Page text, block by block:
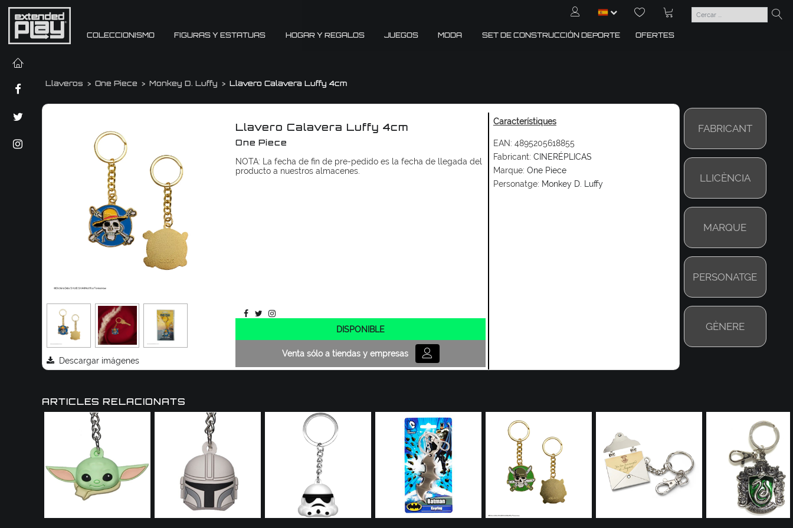
COLECCIONISMO FIGURAS Y ESTATUAS HOGAR Y REGALOS JUEGOS MODA SET DE CONSTRUCCIÓN DEPORTE OFERTES
Llaveros One Piece Monkey D. Luffy Llavero Calavera Luffy 4cm
Descargar imágenes
Llavero Calavera Luffy 4cm
One Piece
NOTA: La fecha de fin de pre-pedido es la fecha de llegada del
producto a nuestros almacenes.
DISPONIBLE
Venta sólo a tiendas y empresas
Característiques
EAN: 4895205618855
Fabricant: CINERÉPLICAS
Marque: One Piece
Personatge: Monkey D. Luffy
FABRICANT
LLICÈNCIA
MARQUE
PERSONATGE
GÈNERE
ARTICLES RELACIONATS